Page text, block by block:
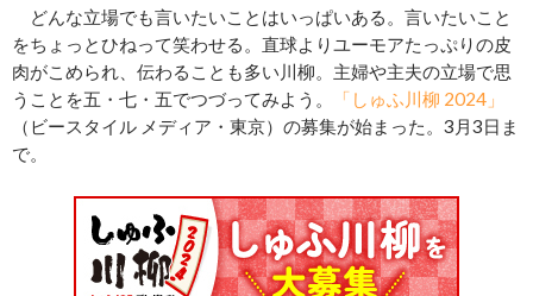
どんな立場でも言いたいことはいっぱいある。言いたいこと
をちょっとひねって笑わせる。直球よりユーモアたっぷりの皮
肉がこめられ、伝わることも多い川柳。主婦や主夫の立場で思
うことを五・七・五でつづってみよう。
「しゅふ川柳 2024」
（ビースタイル メディア・東京）の募集が始まった。3月3日ま
で。